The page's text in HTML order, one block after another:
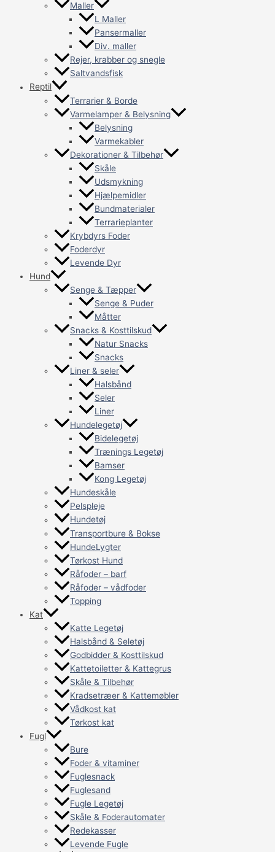
Maller
L Maller
Pansermaller
Div. maller
Rejer, krabber og snegle
Saltvandsfisk
Reptil
Terrarier & Borde
Varmelamper & Belysning
Belysning
Varmekabler
Dekorationer & Tilbehør
Skåle
Udsmykning
Hjælpemidler
Bundmaterialer
Terrarieplanter
Krybdyrs Foder
Foderdyr
Levende Dyr
Hund
Senge & Tæpper
Senge & Puder
Måtter
Snacks & Kosttilskud
Natur Snacks
Snacks
Liner & seler
Halsbånd
Seler
Liner
Hundelegetøj
Bidelegetøj
Trænings Legetøj
Bamser
Kong Legetøj
Hundeskåle
Pelspleje
Hundetøj
Transportbure & Bokse
HundeLygter
Tørkost Hund
Råfoder – barf
Råfoder – vådfoder
Topping
Kat
Katte Legetøj
Halsbånd & Seletøj
Godbidder & Kosttilskud
Kattetoiletter & Kattegrus
Skåle & Tilbehør
Kradsetræer & Kattemøbler
Vådkost kat
Tørkost kat
Fugl
Bure
Foder & vitaminer
Fuglesnack
Fuglesand
Fugle Legetøj
Skåle & Foderautomater
Redekasser
Levende Fugle